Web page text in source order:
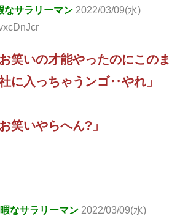
なサラリーマン 2022/03/09(水)
笑いの才能やったのにこのま
に入っちゃうンゴ‥やれ」
笑いやらへん?」
なサラリーマン 2022/03/09(水)